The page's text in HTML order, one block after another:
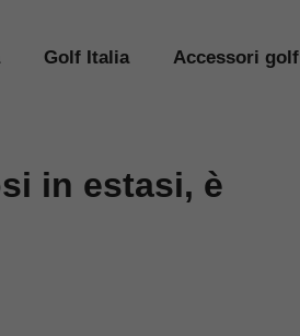
Golf Italia Accessori golf
in estasi, è